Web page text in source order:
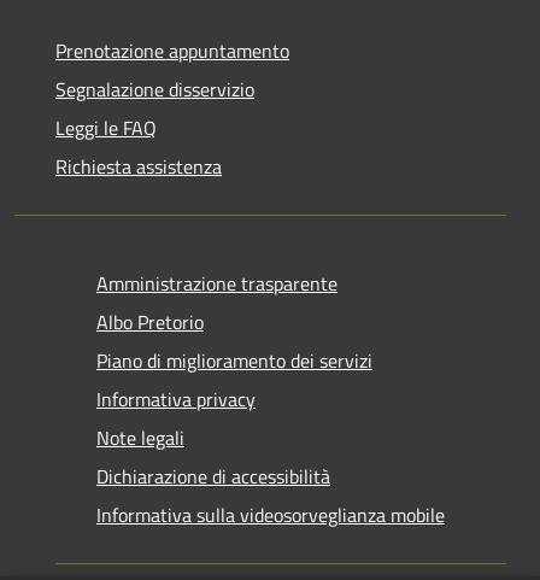
Prenotazione appuntamento
Segnalazione disservizio
Leggi le FAQ
Richiesta assistenza
Amministrazione trasparente
Albo Pretorio
Piano di miglioramento dei servizi
Informativa privacy
Note legali
Dichiarazione di accessibilità
Informativa sulla videosorveglianza mobile